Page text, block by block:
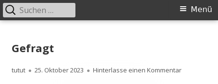
zum
Primäres
Menü
Suchen
nach:
Gefragt
Autor
tutut
Veröffentlicht
25. Oktober 2023 Hinterlasse einen Kommentarzu Gefragt